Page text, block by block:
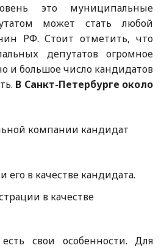
это муниципальные
может стать любой
РФ. Стоит отметить, что
депутатов огромное
и большое число кандидатов
В Санкт-Петербурге около
компании кандидат
его в качестве кандидата.
в качестве
свои особенности. Для